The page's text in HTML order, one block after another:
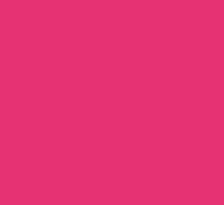
K-ZWO
in der Immobilienbranche
mit iMS oder K-ZWO?